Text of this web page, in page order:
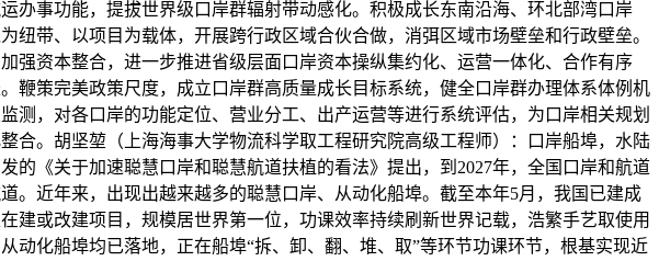
办事功能，提拔世界级口岸群辐射带动感化。积极成长东南沿海、环北部湾口岸
带、以项目为载体，开展跨行政区域合伙合做，消弭区域市场壁垒和行政壁垒。
强资本整合，进一步推进省级层面口岸资本操纵集约化、运营一体化、合作有序
鞭策完美政策尺度，成立口岸群高质量成长目标系统，健全口岸群办理体系体例机
，对各口岸的功能定位、营业分工、出产运营等进行系统评估，为口岸相关规划
合。胡坚堃（上海海事大学物流科学取工程研究院高级工程师）：口岸船埠，水陆
《关于加速聪慧口岸和聪慧航道扶植的看法》提出，到2027年，全国口岸和航道
近年来，出现出越来越多的聪慧口岸、从动化船埠。截至本年5月，我国已建成
建或改建项目，规模居世界第一位，功课效率持续刷新世界记载，浩繁手艺取使用
化船埠均已落地，正在船埠“拆、卸、翻、堆、取”等环节功课环节，根基实现近